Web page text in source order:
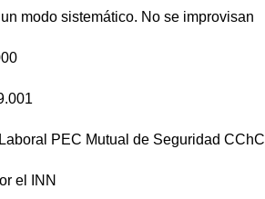
modo sistemático. No se improvisan
PEC Mutual de Seguridad CChC
el INN